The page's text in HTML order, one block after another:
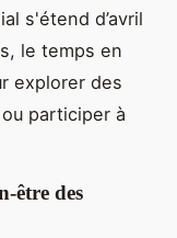
s'étend d’avril
le temps en
explorer des
ou participer à
être des